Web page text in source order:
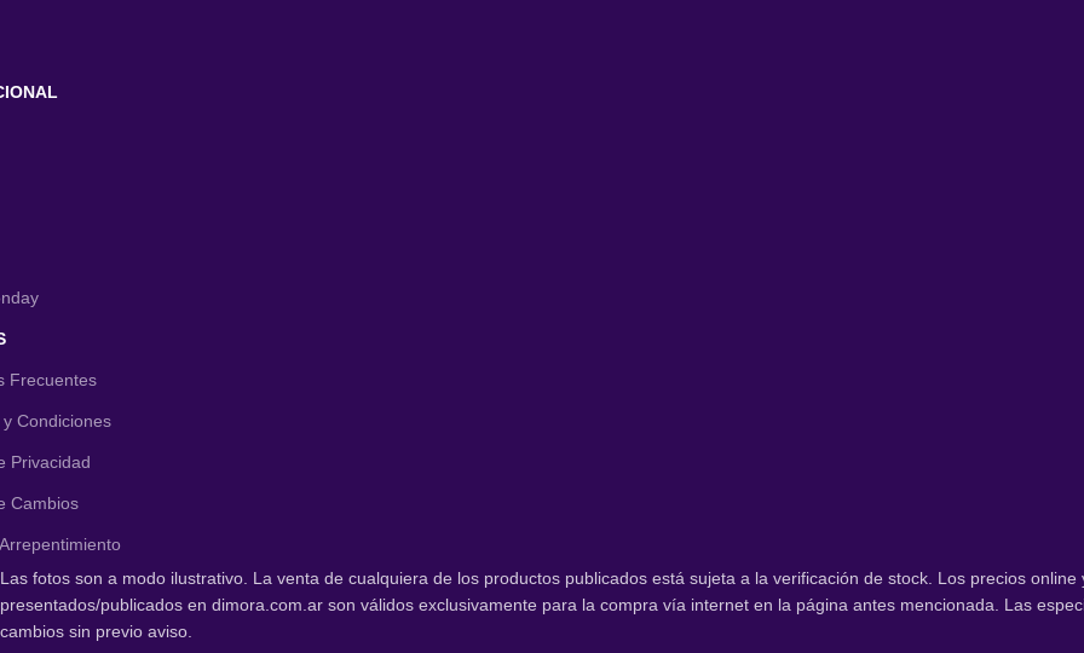
Frecuentes
Condiciones
Privacidad
Cambios
Las fotos son a modo ilustrativo. La venta de cualquiera de los productos publicados está sujeta a la verificación de stock. Los precios
presentados/publicados en dimora.com.ar son válidos exclusivamente para la compra vía internet en la página antes mencionada. Las
cambios sin previo aviso.